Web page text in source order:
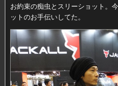
お約束の痴虫とスリーショット。
ットのお手伝いしてた。